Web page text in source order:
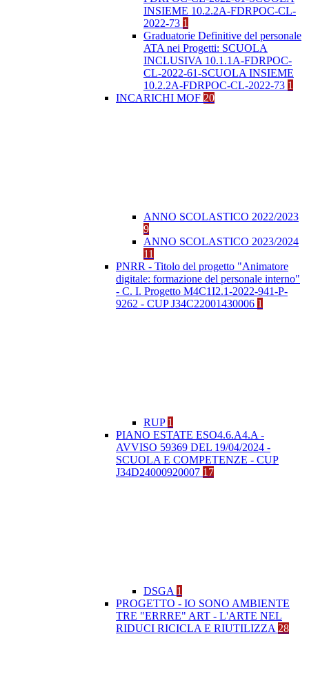
INSIEME 10.2.2A-FDRPOC-CL-
2022-73 1
Graduatorie Definitive del personale
ATA nei Progetti: SCUOLA
INCLUSIVA 10.1.1A-FDRPOC-
CL-2022-61-SCUOLA INSIEME
10.2.2A-FDRPOC-CL-2022-73 1
INCARICHI MOF 20
ANNO SCOLASTICO 2022/2023
9
ANNO SCOLASTICO 2023/2024
11
PNRR - Titolo del progetto "Animatore
digitale: formazione del personale interno"
- C. I. Progetto M4C1I2.1-2022-941-P-
9262 - CUP J34C22001430006 1
RUP 1
PIANO ESTATE ESO4.6.A4.A -
AVVISO 59369 DEL 19/04/2024 -
SCUOLA E COMPETENZE - CUP
J34D24000920007 17
DSGA 1
PROGETTO - IO SONO AMBIENTE
TRE "ERRRE" ART - L'ARTE NEL
RIDUCI RICICLA E RIUTILIZZA 28